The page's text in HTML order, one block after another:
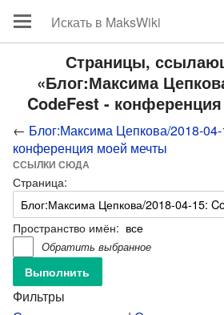
Страницы,
«Блог:Максима
CodeFest -
← Блог:Максима Цепкова/2018-
конференция моей мечты
ССЫЛКИ СЮДА
Страница:
Пространство имён:
Обратить выбранное
Фильтры